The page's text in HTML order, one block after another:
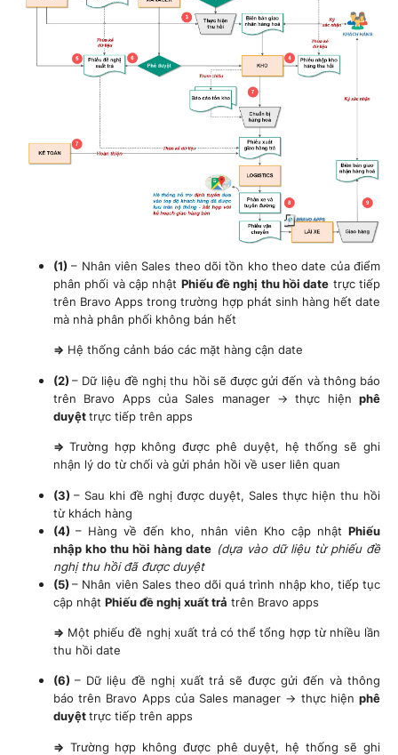
(1) – Nhân viên Sales theo dõi tồn kho theo date của điểm
phân phối và cập nhật Phiếu đề nghị thu hồi date trực tiếp
trên Bravo Apps trong trường hợp phát sinh hàng hết date
mà nhà phân phối không bán hết
=> Hệ thống cảnh báo các mặt hàng cận date
(2)– Dữ liệu đề nghị thu hồi sẽ được gửi đến và thông báo
trên Bravo Apps của Sales manager → thực hiện phê
duyệttrực tiếp trên apps
=> Trường hợp không được phê duyệt, hệ thống sẽ ghi
nhận lý do từ chối và gửi phản hồi về user liên quan
(3) – Sau khi đề nghị được duyệt, Sales thực hiện thu hồi
từ khách hàng
(4) – Hàng về đến kho, nhân viên Kho cập nhật Phiếu
nhập kho thu hồi hàng date (dựa vào dữ liệu từ phiếu đề
nghị thu hồi đã được duyệt
(5)– Nhân viên Sales theo dõi quá trình nhập kho, tiếp tục
cập nhật Phiếu đề nghị xuất trả trên Bravo apps
=> Một phiếu đề nghị xuất trả có thể tổng hợp từ nhiều lần
thu hồi date
(6) – Dữ liệu đề nghị xuất trả sẽ được gửi đến và thông
báo trên Bravo Apps của Sales manager → thực hiện phê
duyệttrực tiếp trên apps
=> Trường hợp không được phê duyệt, hệ thống sẽ ghi